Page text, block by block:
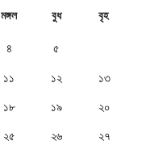
মঙ্গল বুধ বৃহ
৪ ৫
১১ ১২ ১৩
১৮ ১৯ ২০
২৫ ২৬ ২৭